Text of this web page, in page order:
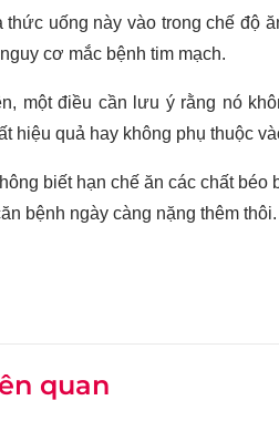
thức uống này vào trong chế độ
cơ mắc bệnh tim mạch.
một điều cần lưu ý rằng nó
hiệu quả hay không phụ thuộc
biết hạn chế ăn các chất
bệnh ngày càng nặng thêm thôi.
quan